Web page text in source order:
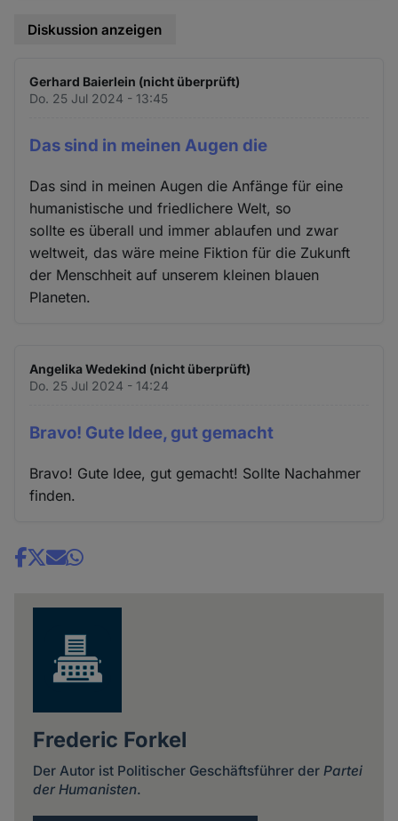
Diskussion anzeigen
Gerhard Baierlein (nicht überprüft)
Do. 25 Jul 2024 - 13:45
Das sind in meinen Augen die
Das sind in meinen Augen die Anfänge für eine
humanistische und friedlichere Welt, so
sollte es überall und immer ablaufen und zwar
weltweit, das wäre meine Fiktion für die Zukunft
der Menschheit auf unserem kleinen blauen
Planeten.
Angelika Wedekind (nicht überprüft)
Do. 25 Jul 2024 - 14:24
Bravo! Gute Idee, gut gemacht
Bravo! Gute Idee, gut gemacht! Sollte Nachahmer
finden.
Share
Frederic Forkel
Der Autor ist Politischer Geschäftsführer der Partei
der Humanisten.